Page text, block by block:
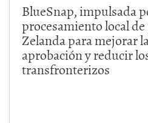
BlueSnap, impulsada
procesamiento local
Zelanda para mejorar
aprobación y reducir
transfronterizos